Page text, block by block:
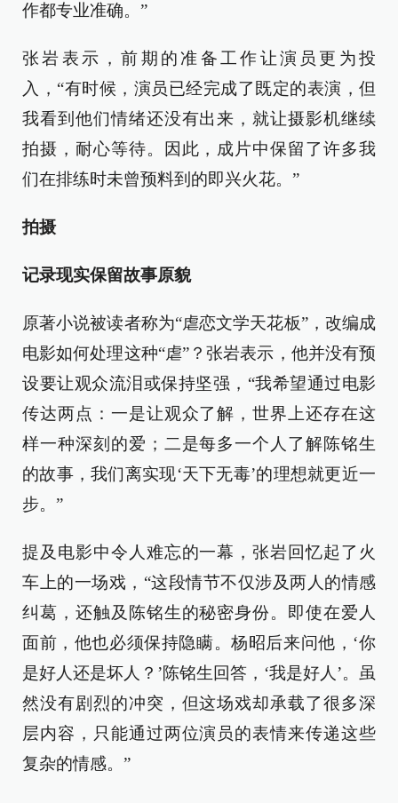
作都专业准确。”
张岩表示，前期的准备工作让演员更为投
入，“有时候，演员已经完成了既定的表演，但
我看到他们情绪还没有出来，就让摄影机继续
拍摄，耐心等待。因此，成片中保留了许多我
们在排练时未曾预料到的即兴火花。”
拍摄
记录现实保留故事原貌
原著小说被读者称为“虐恋文学天花板”，改编成
电影如何处理这种“虐”？张岩表示，他并没有预
设要让观众流泪或保持坚强，“我希望通过电影
传达两点：一是让观众了解，世界上还存在这
样一种深刻的爱；二是每多一个人了解陈铭生
的故事，我们离实现‘天下无毒’的理想就更近一
步。”
提及电影中令人难忘的一幕，张岩回忆起了火
车上的一场戏，“这段情节不仅涉及两人的情感
纠葛，还触及陈铭生的秘密身份。即使在爱人
面前，他也必须保持隐瞒。杨昭后来问他，‘你
是好人还是坏人？’陈铭生回答，‘我是好人’。虽
然没有剧烈的冲突，但这场戏却承载了很多深
层内容，只能通过两位演员的表情来传递这些
复杂的情感。”